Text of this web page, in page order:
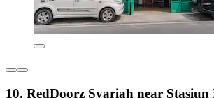
10. RedDoorz Syariah near Stasiun